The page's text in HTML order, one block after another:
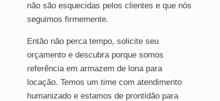
não são esquecidas pelos clientes e que nós
seguimos firmemente.
Então não perca tempo, solicite seu
orçamento e descubra porque somos
referência em armazem de lona para
locação. Temos um time com atendimento
humanizado e estamos de prontidão para